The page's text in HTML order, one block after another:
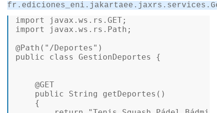
import
import
javax.ws.rs.Path;
@Path( "/Deportes" )
public
class GestionDeportes {
@GET
public String getDeportes()
{